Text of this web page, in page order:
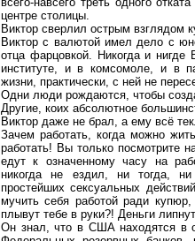
центре столицы.
Виктор сверлил острым взглядом
Виктор с валютой имел дело с
отца фарцовкой. Никогда и
институте, и в комсомоле, и в
жизни, практически, с ней не
Одни люди рождаются, чтобы
Другие, коих абсолютное
Виктор даже не брал, а ему всё
Зачем работать, когда можно
работать! Вы только посмотрите
едут к означенному часу на
никогда не ездил, ни тогда,
простейших сексуальных
мучить себя работой ради
плывут тебе в руки?! Деньги
Он знал, что в США находятся в